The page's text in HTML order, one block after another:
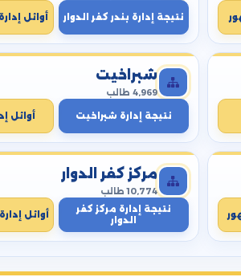
نتيجة إدارة بندر كفر الدوار أوائل
شبراخيت
4,969 طالب
نتيجة إدارة شبراخيت أوائل
مركز كفر الدوار
10,774 طالب
نتيجة إدارة مركز كفر
الدوار
أوائل